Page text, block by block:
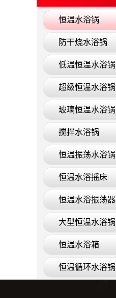
恒温水浴锅
防干烧水浴锅
低温恒温水浴锅
超级恒温水浴锅
玻璃恒温水浴锅
搅拌水浴锅
恒温振荡水浴锅
恒温水浴摇床
恒温水浴振荡器
大型恒温水浴锅
恒温水浴箱
恒温循环水浴锅